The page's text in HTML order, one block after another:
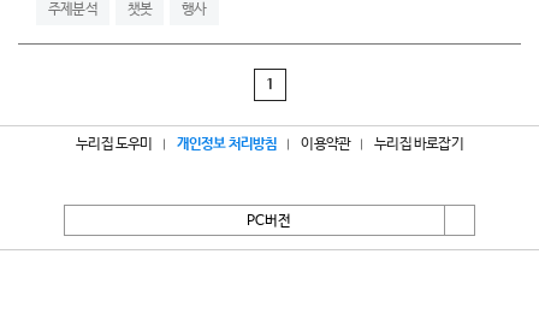
주제분석 챗봇 행사
1
누리집 도우미 개인정보 처리방침 이용약관 누리집 바로잡기
PC버전